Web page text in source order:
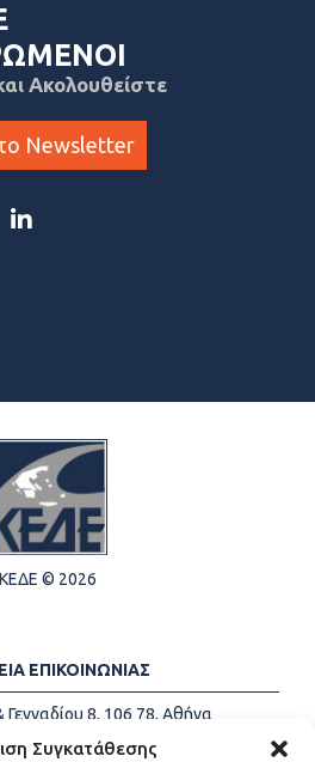
Συγκατάθεσης
Ακολουθείστε
Newsletter
ΚΕΔΕ © 2026
ΕΠΙΚΟΙΝΩΝΙΑΣ
Γενναδίου 8, 106 78, Αθήνα
+30 213-2147500